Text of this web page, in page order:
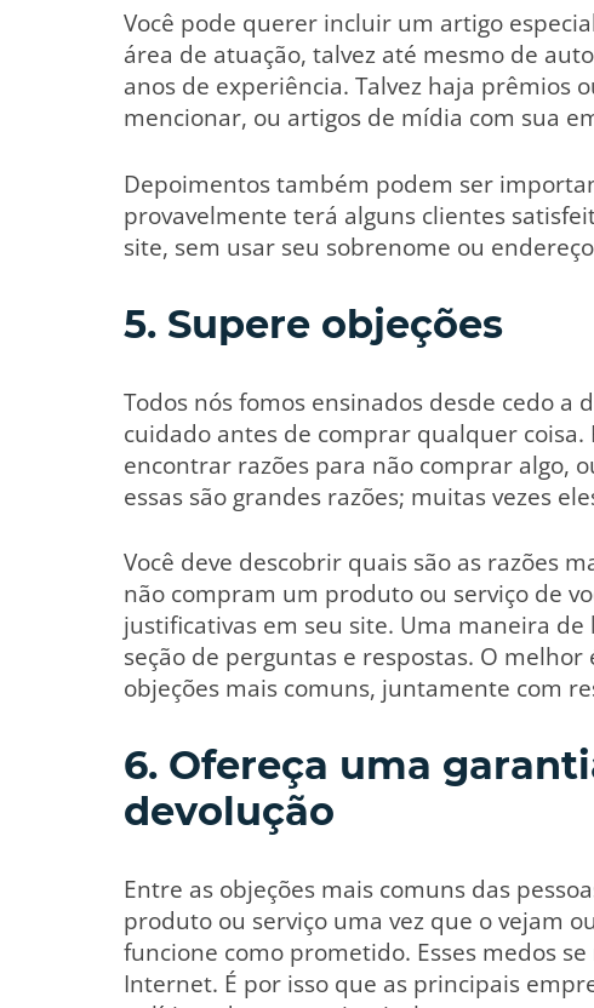
Você pode querer incluir um artigo
área de atuação, talvez até mesmo de
anos de experiência. Talvez haja prêmios
mencionar, ou artigos de mídia com sua
Depoimentos também podem ser
provavelmente terá alguns clientes
site, sem usar seu sobrenome ou
5. Supere objeções
Todos nós fomos ensinados desde cedo a
cuidado antes de comprar qualquer
encontrar razões para não comprar algo,
essas são grandes razões; muitas vezes
Você deve descobrir quais são as razões
não compram um produto ou serviço de
justificativas em seu site. Uma maneira
seção de perguntas e respostas. O
objeções mais comuns, juntamente com
6. Ofereça uma
devolução
Entre as objeções mais comuns das
produto ou serviço uma vez que o vejam
funcione como prometido. Esses medos
Internet. É por isso que as principais